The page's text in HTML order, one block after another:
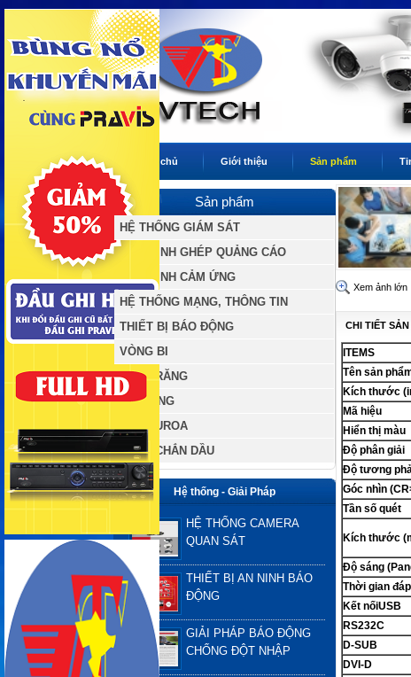
Trang chủ Giới thiệu Sản phẩm
Sản phẩm
HỆ THỐNG GIÁM SÁT
MÀN HÌNH GHÉP QUẢNG CÁO
MÀN HÌNH CẢM ỨNG
HỆ THỐNG MẠNG, THÔNG TIN
THIẾT BỊ BÁO ĐỘNG
VÒNG BI
BÁNH RĂNG
PÍT TÔNG
DÂY CUROA
PHỐT CHẮN DẦU
Hệ thống - Giải Pháp
HỆ THỐNG CAMERA
QUAN SÁT
THIẾT BỊ AN NINH BÁO
ĐỘNG
GIẢI PHÁP BÁO ĐỘNG
CHỐNG ĐỘT NHẬP
Xem ảnh lớn
CHI TIẾT SẢN
ITEMS
Tên sản
Kích thước
Mã hiệu
Hiển thị màu
Độ phân giải
Độ tương
Góc nhìn
Tần số quét
Kích thước
Độ sáng
Thời gian
Kết nốiUSB
RS232C
D-SUB
DVI-D